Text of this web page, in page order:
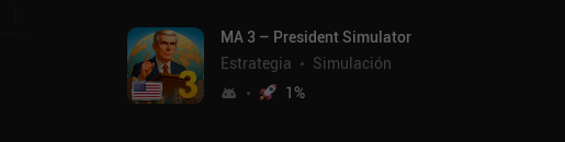
MA 3 – President Simulator
Estrategia
Simulación
1%